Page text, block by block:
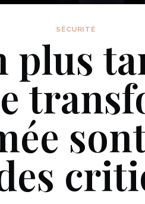
SÉCURITÉ
plus